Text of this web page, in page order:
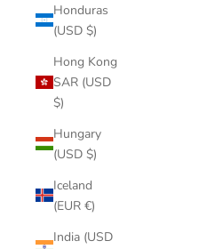
Honduras
(USD $)
Hong Kong
SAR (USD
$)
Hungary
(USD $)
Iceland
(EUR €)
India (USD